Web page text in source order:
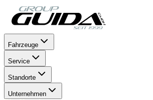
Fahrzeuge
Service
Standorte
Unternehmen